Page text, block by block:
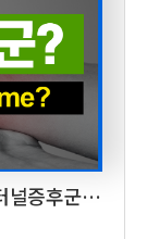
널증후군의
of